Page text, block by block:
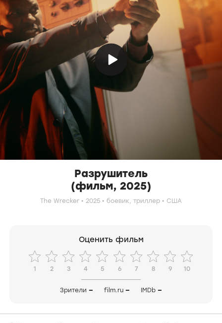
Разрушитель
(фильм, 2025)
The Wrecker 2025 боевик, триллер США
Оценить фильм
1 2 3 4 5 6 7 8 9 10
Зрители — film.ru — IMDb —